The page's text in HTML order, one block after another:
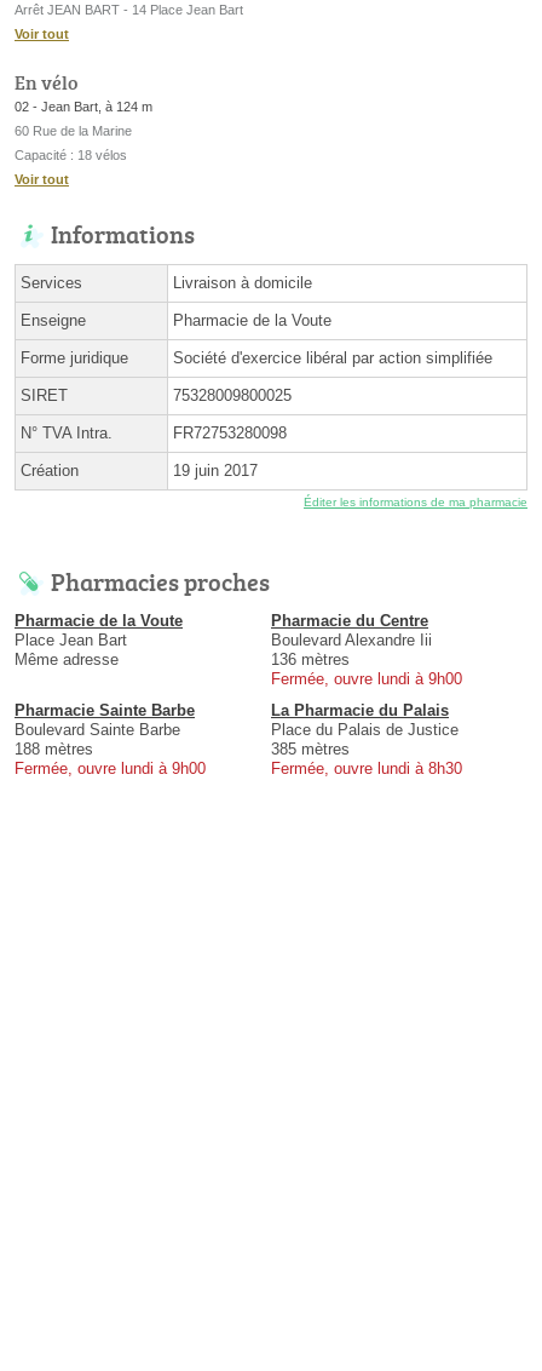
Arrêt JEAN BART - 14 Place Jean Bart
Voir tout
En vélo
02 - Jean Bart, à 124 m
60 Rue de la Marine
Capacité : 18 vélos
Voir tout
Informations
Services Livraison à domicile
Enseigne Pharmacie de la Voute
Forme juridique Société d'exercice libéral par action simplifiée
SIRET 75328009800025
N° TVA Intra. FR72753280098
Création 19 juin 2017
Éditer les informations de ma pharmacie
Pharmacies proches
Pharmacie de la Voute
Place Jean Bart
Même adresse
Pharmacie du Centre
Boulevard Alexandre Iii
136 mètres
Fermée, ouvre lundi à 9h00
Pharmacie Sainte Barbe
Boulevard Sainte Barbe
188 mètres
Fermée, ouvre lundi à 9h00
La Pharmacie du Palais
Place du Palais de Justice
385 mètres
Fermée, ouvre lundi à 8h30